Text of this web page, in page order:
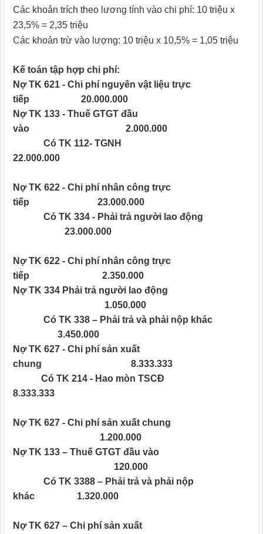
Các khoản trích theo lương tính vào chi phí: 10 triệu x
23,5% = 2,35 triệu
Các khoản trừ vào lượng: 10 triệu x 10,5% = 1,05 triệu
Kế toán tập hợp chi phí:
Nợ TK 621 - Chi phí nguyên vật liệu trực
tiếp 20.000.000
Nợ TK 133 - Thuế GTGT đầu
vào 2.000.000
Có TK 112- TGNH
22.000.000
Nợ TK 622 - Chi phí nhân công trực
tiếp 23.000.000
Có TK 334 - Phải trả người lao động
23.000.000
Nợ TK 622 - Chi phí nhân công trực
tiếp 2.350.000
Nợ TK 334 Phải trả người lao động
1.050.000
Có TK 338 – Phải trả và phải nộp khác
3.450.000
Nợ TK 627 - Chi phí sản xuất
chung 8.333.333
Có TK 214 - Hao mòn TSCĐ
8.333.333
Nợ TK 627 - Chi phí sản xuất chung
1.200.000
Nợ TK 133 – Thuế GTGT đầu vào
120.000
Có TK 3388 – Phải trả và phải nộp
khác 1.320.000
Nợ TK 627 – Chi phí sản xuất